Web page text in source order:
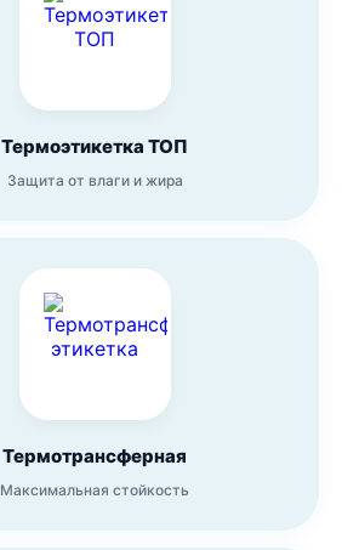
Термоэтикетка ТОП
Защита от влаги и жира
Термотрансферная
Максимальная стойкость